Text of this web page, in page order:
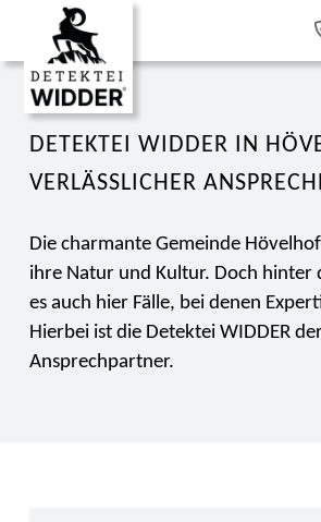
DETEKTEI WIDDER IN
VERLÄSSLICHER
Die charmante Gemeinde
ihre Natur und Kultur. Doch hinter
es auch hier Fälle, bei denen
Hierbei ist die Detektei WIDDER
Ansprechpartner.